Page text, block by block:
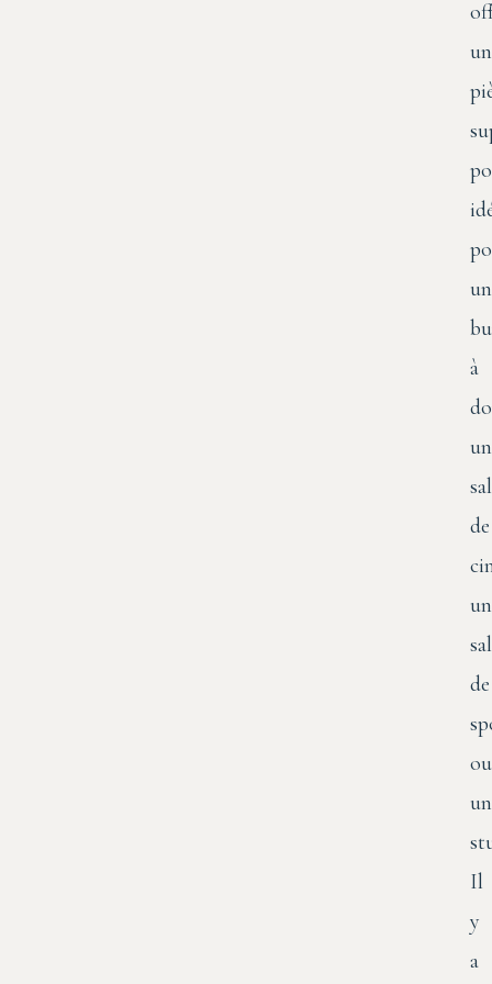
un
à
de
de
ou
un
Il
y
a